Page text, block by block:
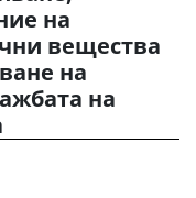
на
вещества
на
на